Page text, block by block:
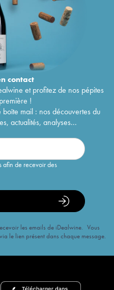
contact
et profitez de nos pépites
!
mail : nos découvertes du
actualités, analyses...
afin de recevoir des
les emails de iDealwine. Vous
le lien présent dans chaque message.